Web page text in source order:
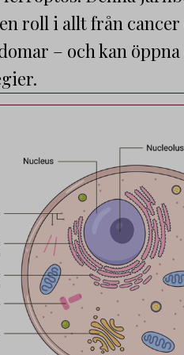
roll i allt från
– och kan